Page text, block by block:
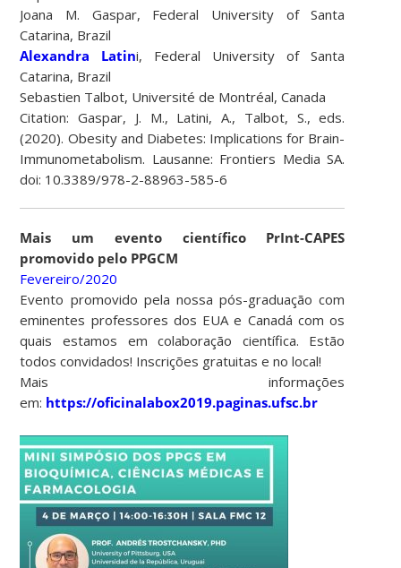
Joana M. Gaspar, Federal University of Santa
Catarina, Brazil
Alexandra Latini, Federal University of Santa
Catarina, Brazil
Sebastien Talbot, Université de Montréal, Canada
Citation: Gaspar, J. M., Latini, A., Talbot, S., eds.
(2020). Obesity and Diabetes: Implications for Brain-
Immunometabolism. Lausanne: Frontiers Media SA.
doi: 10.3389/978-2-88963-585-6
Mais um evento científico PrInt-CAPES
promovido pelo PPGCM
Fevereiro/2020
Evento promovido pela nossa pós-graduação com
eminentes professores dos EUA e Canadá com os
quais estamos em colaboração científica. Estão
todos convidados! Inscrições gratuitas e no local!
Mais informações
em: https://oficinalabox2019.paginas.ufsc.br